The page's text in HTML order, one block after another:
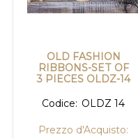
OLD FASHION
RIBBONS-SET OF
3 PIECES OLDZ-14
Codice: OLDZ 14
Prezzo d'Acquisto: